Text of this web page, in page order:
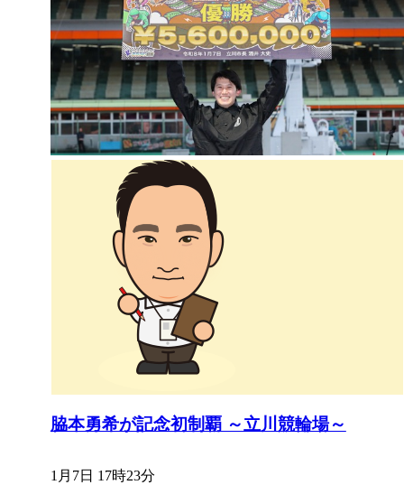
脇本勇希が記念初制覇 ～立川競輪場～
1月7日 17時23分